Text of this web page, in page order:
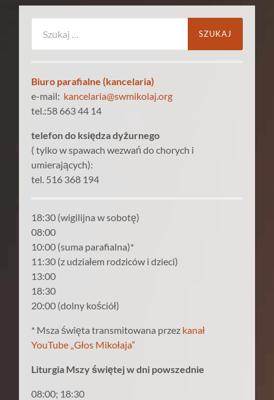
Biuro parafialne (kancelaria)
e-mail: kancelaria@swmikolaj.org
tel.:58 663 44 14
telefon do księdza dyżurnego
( tylko w spawach wezwań do chorych i
umierających):
tel. 516 368 194
18:30 (wigilijna w sobotę)
08:00
10:00 (suma parafialna)*
11:30 (z udziałem rodziców i dzieci)
13:00
18:30
20:00 (dolny kościół)
* Msza święta transmitowana przez kanał
YouTube „Głos Mikołaja”
Liturgia Mszy świętej w dni powszednie
08:00; 18:30